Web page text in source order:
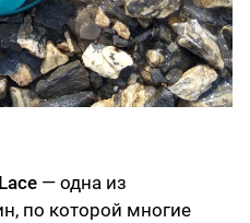
— одна из
по которой многие